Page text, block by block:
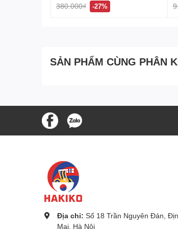
Địa chỉ: Số 6A, ngõ 254 phố
Điện thoại:0349 599 465 -
380.000₫ -27%
SẢN PHẨM CÙNG PHÂN
Địa chỉ: Số 18 Trần Nguyên Đán,
Mai, Hà Nội